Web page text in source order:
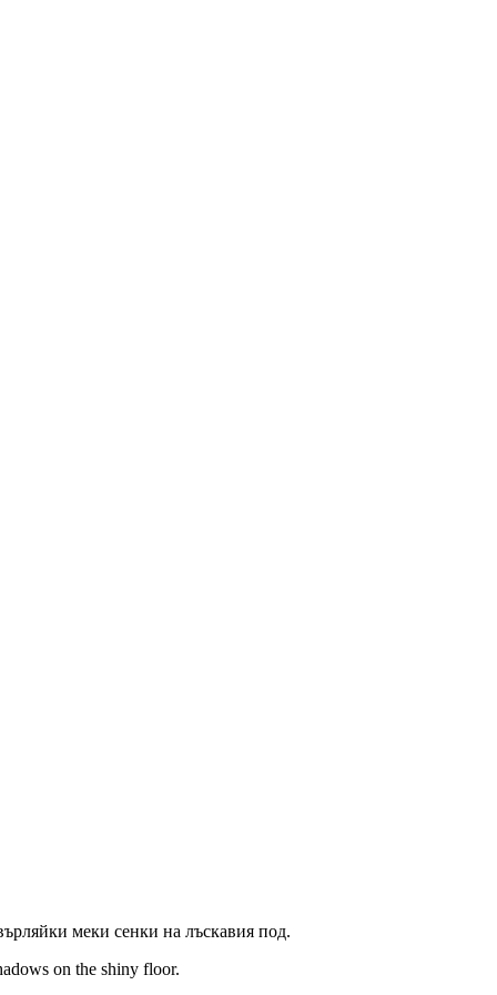
меки сенки на лъскавия под.
on the shiny floor.